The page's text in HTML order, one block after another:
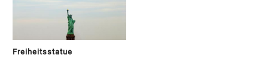
Freiheitsstatue